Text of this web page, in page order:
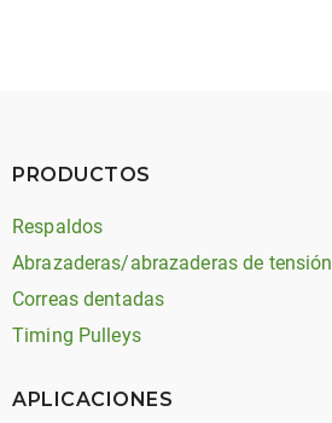
PRODUCTOS
Respaldos
Abrazaderas/abrazaderas de tensión
Correas dentadas
Timing Pulleys
APLICACIONES